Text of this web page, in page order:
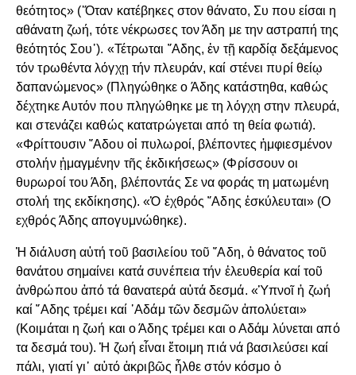
θεότητος» (῾Όταν κατέβηκες στον θάνατο, Συ που είσαι η
αθάνατη ζωή, τότε νέκρωσες τον Άδη με την αστραπή της
θεότητός Σου᾽). «Τέτρωται ῞Αδης, ἐν τῇ καρδίᾳ δεξάμενος
τόν τρωθέντα λόγχῃ τήν πλευράν, καί στένει πυρί θείῳ
δαπανώμενος» (Πληγώθηκε ο Άδης κατάστηθα, καθώς
δέχτηκε Αυτόν που πληγώθηκε με τη λόγχη στην πλευρά,
και στενάζει καθώς κατατρώγεται από τη θεία φωτιά).
«Φρίττουσιν ῞Αδου οἱ πυλωροί, βλέποντες ἠμφιεσμένον
στολήν ᾑμαγμένην τῆς ἐκδικήσεως» (Φρίσσουν οι
θυρωροί του Άδη, βλέποντάς Σε να φοράς τη ματωμένη
στολή της εκδίκησης). «Ὁ ἐχθρός ῞Αδης ἐσκύλευται» (Ο
εχθρός Άδης απογυμνώθηκε).
Ἡ διάλυση αὐτή τοῦ βασιλείου τοῦ ῞Αδη, ὁ θάνατος τοῦ
θανάτου σημαίνει κατά συνέπεια τήν ἐλευθερία καί τοῦ
ἀνθρώπου ἀπό τά θανατερά αὐτά δεσμά. «Ὑπνοῖ ἡ ζωή
καί ῞Αδης τρέμει καί ᾽Αδάμ τῶν δεσμῶν ἀπολύεται»
(Κοιμάται η ζωή και ο Άδης τρέμει και ο Αδάμ λύνεται από
τα δεσμά του). Ἡ ζωή εἶναι ἕτοιμη πιά νά βασιλεύσει καί
πάλι, γιατί γι᾽ αὐτό ἀκριβῶς ἦλθε στόν κόσμο ὁ